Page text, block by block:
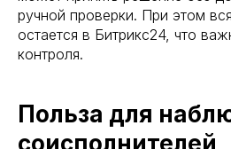
ручной проверки. При этом
остается в Битрикс24, что
контроля.
Польза для
соисполнителей